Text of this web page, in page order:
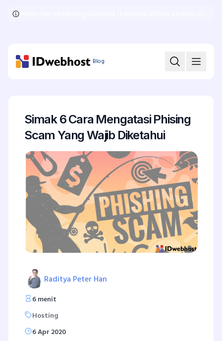
Blog
Simak 6 Cara Mengatasi Phising
Scam Yang Wajib Diketahui
Raditya Peter Han
6 menit
Hosting
6 Apr 2020